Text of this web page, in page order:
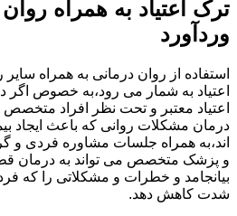
ترک اعتیاد به همراه
وردآورد
استفاده از روان درمانی به همراه
اعتیاد به شمار می رود،به خصوص
اعتیاد معتبر و تحت نظر افراد متخصص
درمان مشکلات روانی که باعث ایجاد
اند،به همراه جلسات مشاوره فردی
و پزشک متخصص می تواند به درمان
بیانجامد و خطرات و مشکلاتی را که فرد
شدت کاهش دهد.